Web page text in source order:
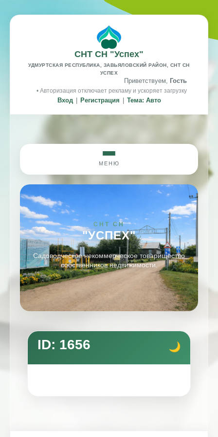
СНТ СН "Успех"
УДМУРТСКАЯ РЕСПУБЛИКА, ЗАВЬЯЛОВСКИЙ РАЙОН, СНТ СН
УСПЕХ
Приветствуем, Гость
• Авторизация отключает рекламу и ускоряет загрузку
Вход Регистрация Тема: Авто
МЕНЮ
СНТ СН
"УСПЕХ"
Садоводческое некоммерческое товарищество
собственников недвижимости.
ID: 1656